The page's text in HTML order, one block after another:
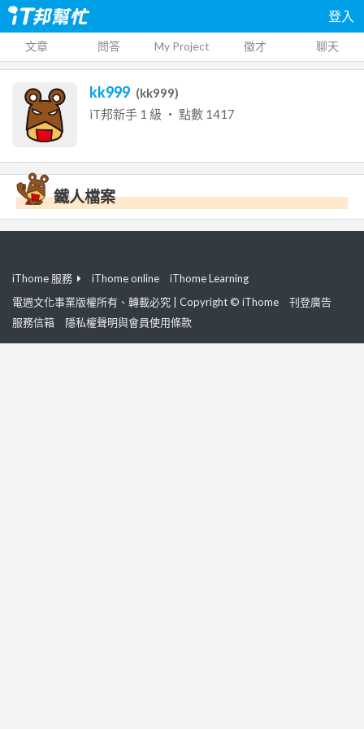
登入
文章 問答 My Project 徵才 聊天
kk999 (kk999)
iT邦新手 1 級 ‧ 點數 1417
鐵人檔案
iThome 服務 iThome online
iThome Learning
電週文化事業版權所有、轉載必究 | Copyright © iThome
刊登廣告
服務信箱
隱私權聲明與會員使用條款